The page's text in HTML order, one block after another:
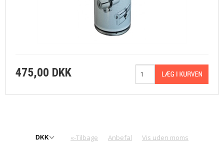
475,00 DKK
«-Tilbage Anbefal Vis uden moms